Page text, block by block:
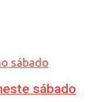
sábado